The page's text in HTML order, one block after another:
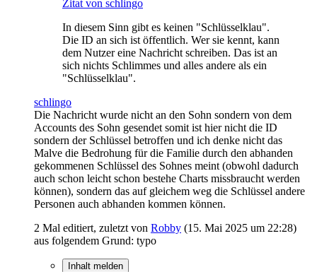
Zitat von schlingo
In diesem Sinn gibt es keinen "Schlüsselklau".
Die ID an sich ist öffentlich. Wer sie kennt, kann
dem Nutzer eine Nachricht schreiben. Das ist an
sich nichts Schlimmes und alles andere als ein
"Schlüsselklau".
schlingo
Die Nachricht wurde nicht an den Sohn sondern von dem
Accounts des Sohn gesendet somit ist hier nicht die ID
sondern der Schlüssel betroffen und ich denke nicht das
Malve die Bedrohung für die Familie durch den abhanden
gekommenen Schlüssel des Sohnes meint (obwohl dadurch
auch schon leicht schon bestehe Charts missbraucht werden
können), sondern das auf gleichem weg die Schlüssel andere
Personen auch abhanden kommen können.
2 Mal editiert, zuletzt von Robby (15. Mai 2025 um 22:28)
aus folgendem Grund: typo
Inhalt melden